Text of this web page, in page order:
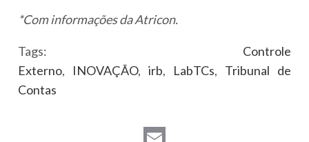
*Com informações da Atricon.
Tags: Controle
Externo, INOVAÇÃO,irb, LabTCs, Tribunal de
Contas